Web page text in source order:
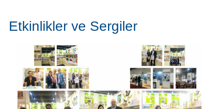
Etkinlikler ve Sergiler